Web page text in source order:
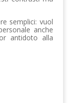
semplici: vuol
anche
antidoto alla